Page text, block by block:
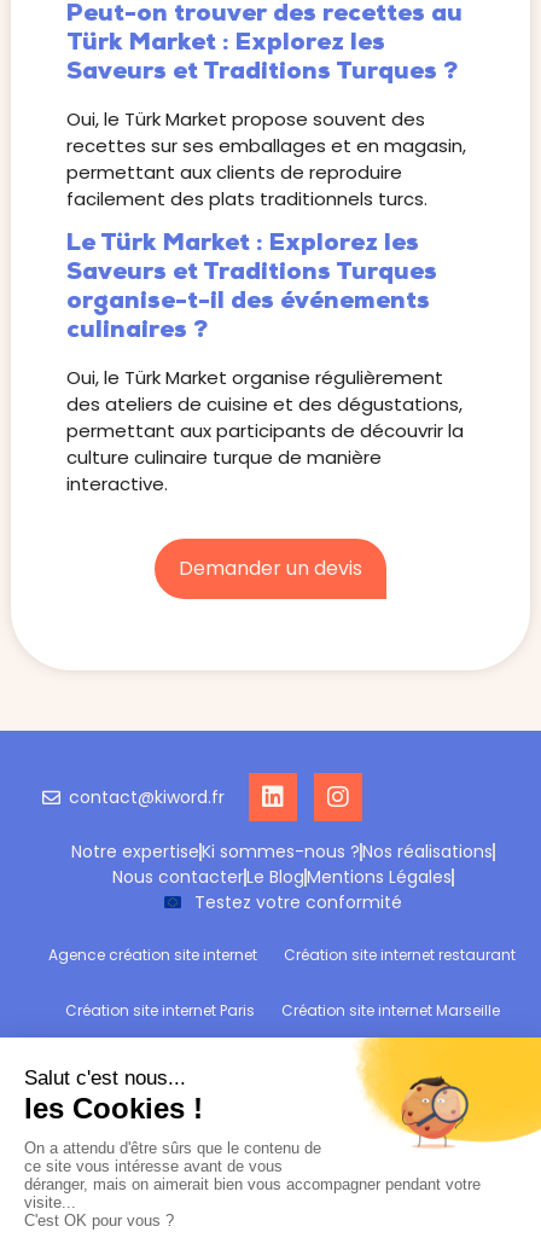
Peut-on trouver des recettes au
Türk Market : Explorez les
Saveurs et Traditions Turques ?
Oui, le Türk Market propose souvent des
recettes sur ses emballages et en magasin,
permettant aux clients de reproduire
facilement des plats traditionnels turcs.
Le Türk Market : Explorez les
Saveurs et Traditions Turques
organise-t-il des événements
culinaires ?
Oui, le Türk Market organise régulièrement
des ateliers de cuisine et des dégustations,
permettant aux participants de découvrir la
culture culinaire turque de manière
interactive.
Demander un devis
contact@kiword.fr
Notre expertiseKi sommes-nous ?Nos réalisations
Nous contacterLe BlogMentions Légales
Testez votre conformité
Agence création site internet Création site internet restaurant
Création site internet Paris Création site internet Marseille
Création site internet Reims Création site internet Wittelsheim
Audit de conformité RGPD : Testez votre site !